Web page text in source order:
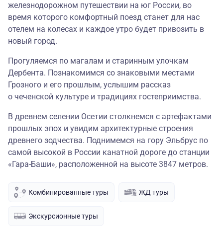
железнодорожном путешествии на юг России, во
время которого комфортный поезд станет для нас
отелем на колесах и каждое утро будет привозить в
новый город.
Прогуляемся по магалам и старинным улочкам
Дербента. Познакомимся со знаковыми местами
Грозного и его прошлым, услышим рассказ
о чеченской культуре и традициях гостеприимства.
В древнем селении Осетии столкнемся с артефактами
прошлых эпох и увидим архитектурные строения
древнего зодчества. Поднимемся на гору Эльбрус по
самой высокой в России канатной дороге до станции
«Гара-Баши», расположенной на высоте 3847 метров.
Комбинированные туры ЖД туры
Экскурсионные туры